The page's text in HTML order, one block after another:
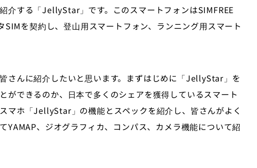
介する「JellyStar」です。このスマートフォンはSIMFREE
を契約し、登山用スマートフォン、ランニング用スマート
さんに紹介したいと思います。まずはじめに「JellyStar」を
ができるのか、日本で多くのシェアを獲得しているスマート
マホ「JellyStar」の機能とスペックを紹介し、皆さんがよく
YAMAP、ジオグラフィカ、コンパス、カメラ機能について紹